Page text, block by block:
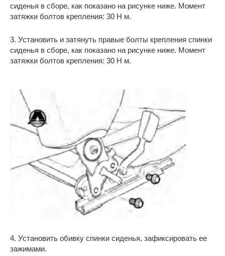
сиденья в сборе, как показано на рисунке ниже. Момент
затяжки болтов крепления: 30 Н м.
3. Установить и затянуть правые болты крепления спинки
сиденья в сборе, как показано на рисунке ниже. Момент
затяжки болтов крепления: 30 Н м.
4. Установить обивку спинки сиденья, зафиксировать ее
зажимами.